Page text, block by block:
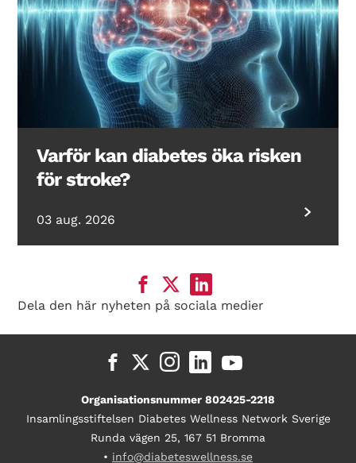
Varför kan diabetes öka risken
för stroke?
03 aug. 2026
Dela den här nyheten på sociala medier
Organisationsnummer 802425-2218
Insamlingsstiftelsen Diabetes Wellness Network Sverige
Runda vägen 25, 167 51 Bromma
• info@diabeteswellness.se